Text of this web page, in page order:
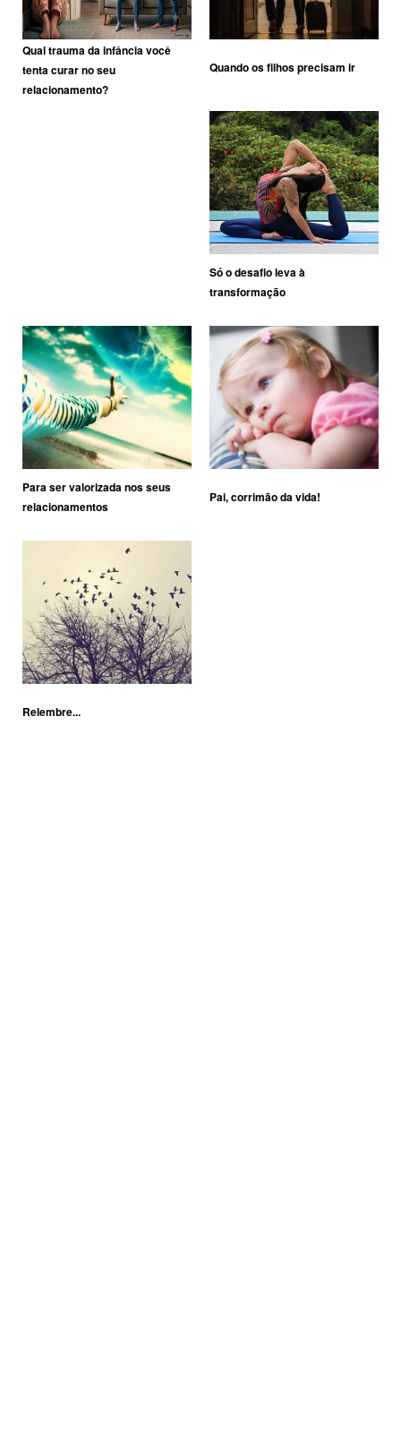
Qual trauma da infância você
tenta curar no seu
relacionamento?
Quando os filhos precisam ir
Só o desafio leva à
transformação
Para ser valorizada nos seus
relacionamentos
Pai, corrimão da vida!
Relembre...